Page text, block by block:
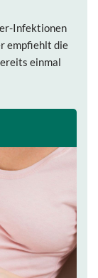
Infektionen
empfiehlt die
einmal